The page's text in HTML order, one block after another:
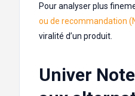
Pour analyser plus
ou de recommandation
viralité d’un produit.
Univer